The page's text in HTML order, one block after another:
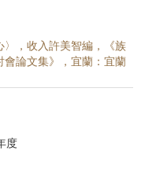
〉，收入許美智編，《族
論文集》，宜蘭：宜蘭
度